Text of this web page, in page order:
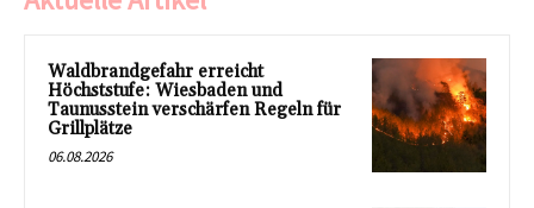
Waldbrandgefahr erreicht
Höchststufe: Wiesbaden und
Taunusstein verschärfen Regeln für
Grillplätze
06.08.2026